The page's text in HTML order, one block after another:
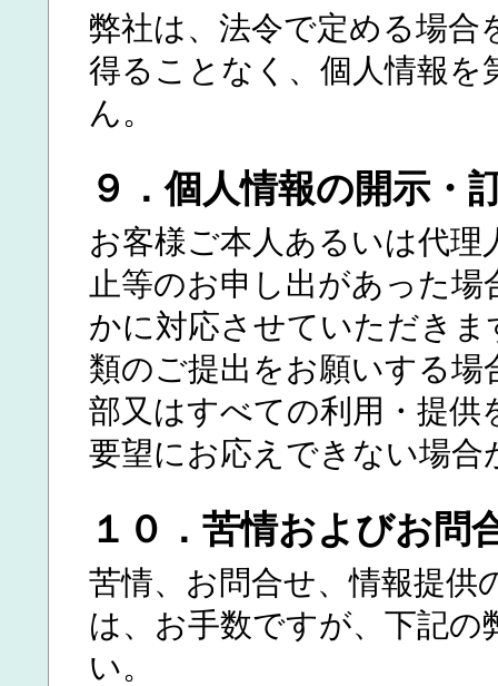
弊社は、法令で定める場
得ることなく、個人情報
ん。
９．個人情報の開示・
お客様ご本人あるいは代
止等のお申し出があった
かに対応させていただき
類のご提出をお願いする
部又はすべての利用・提
要望にお応えできない場
１０．苦情およびお問
苦情、お問合せ、情報提供
は、お手数ですが、下記
い。